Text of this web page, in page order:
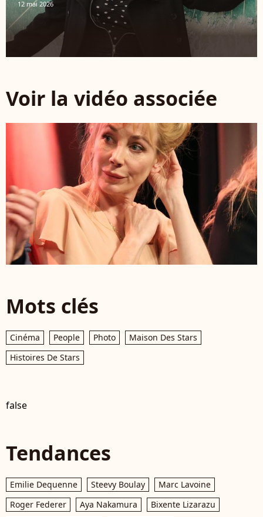
12 mai 2026
Voir la vidéo associée
Mots clés
Cinéma People Photo
Maison Des Stars
Histoires De Stars
false
Tendances
Emilie Dequenne Steevy Boulay
Marc Lavoine
Roger Federer
Aya Nakamura
Bixente Lizarazu